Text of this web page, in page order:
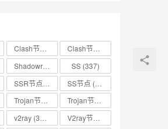
(336) (333)
SS (337)
SS节点 (335)
(332)
v2ray (337)